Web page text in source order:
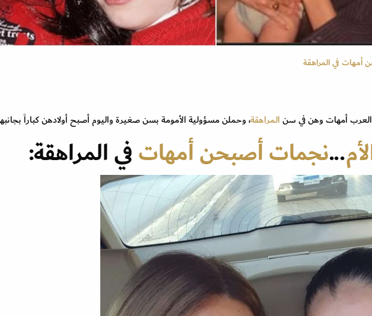
أمهات في المراهقة
أمهات وهن في سنالمراهقة، وحملن مسؤولية الأمومة بسن صغيرة واليوم أصبح أولادهن كباراً
...نجمات أصبحن أمهاتفي المراهقة: